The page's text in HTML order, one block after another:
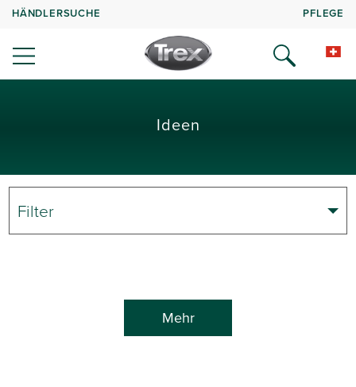
HÄNDLERSUCHE PFLEGE
Ideen
Filter
Mehr